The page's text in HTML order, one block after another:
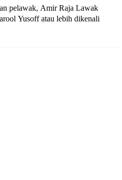
pelawak, Amir Raja Lawak
Yusoff atau lebih dikenali